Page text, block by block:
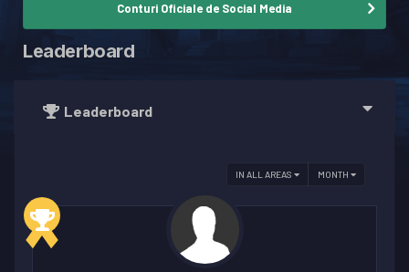
Conturi Oficiale de Social Media
Leaderboard
Leaderboard
IN ALL AREAS MONTH